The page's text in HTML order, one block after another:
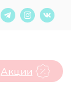
Акции